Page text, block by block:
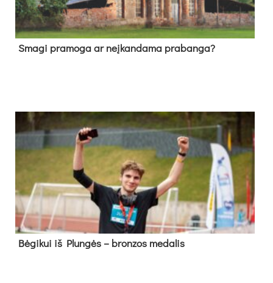
Sma­gi pra­mo­ga ar neį­kan­da­ma pra­ban­ga?
Bė­gi­kui iš Plun­gės – bron­zos me­da­lis